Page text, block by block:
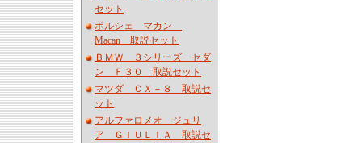
セット
ポルシェ マカン
Macan 取説セット
ＢＭＷ ３シリーズ セダ
ン Ｆ３０ 取説セット
マツダ ＣＸ－８ 取説セ
ット
アルファロメオ ジュリ
ア ＧＩＵＬＩＡ 取説セ